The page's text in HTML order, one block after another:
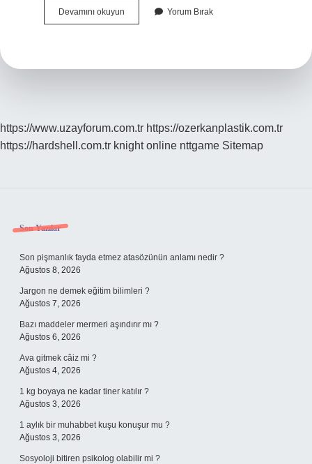
Devamını okuyun Fermente
Kahve
Yorum Bırak
https://www.uzayforum.com.tr https://ozerkanplastik.com.tr
https://hardshell.com.tr knight online nttgame Sitemap
Sidebar
Son Yazılar
Son pişmanlık fayda etmez atasözünün anlamı nedir ?
Ağustos 8, 2026
Jargon ne demek eğitim bilimleri ?
Ağustos 7, 2026
Bazı maddeler mermeri aşındırır mı ?
Ağustos 6, 2026
Ava gitmek câiz mi ?
Ağustos 4, 2026
1 kg boyaya ne kadar tiner katılır ?
Ağustos 3, 2026
1 aylık bir muhabbet kuşu konuşur mu ?
Ağustos 3, 2026
Sosyoloji bitiren psikolog olabilir mi ?